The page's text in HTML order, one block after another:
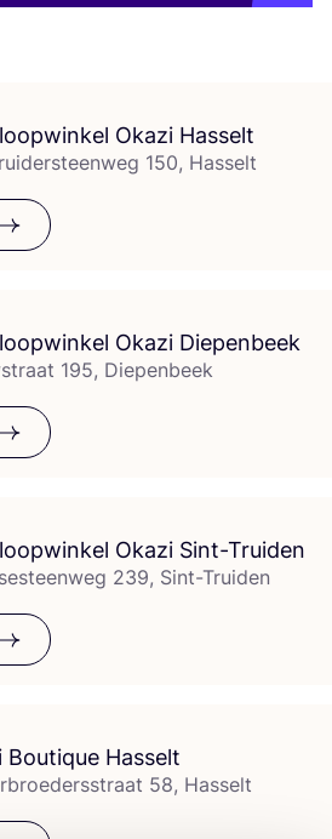
Okazi Hasselt
150, Hasselt
Okazi Diepenbeek
195, Diepenbeek
Okazi Sint-Truiden
239, Sint-Truiden
Boutique Hasselt
58, Hasselt